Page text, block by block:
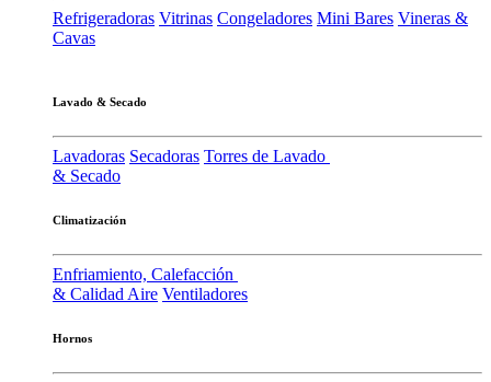
Refrigeradoras Vitrinas Congeladores Mini Bares Vineras &
Cavas
Lavado & Secado
Lavadoras Secadoras Torres de Lavado
& Secado
Climatización
Enfriamiento, Calefacción
& Calidad Aire Ventiladores
Hornos